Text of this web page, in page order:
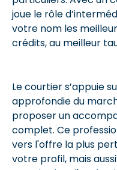
joue le rôle
votre nom les
crédits, au meilleur
Le courtier s’appuie
approfondie du
proposer un
complet. Ce
vers l'offre la plus
votre profil, mais